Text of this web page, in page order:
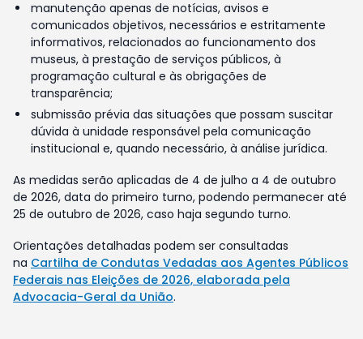
manutenção apenas de notícias, avisos e
comunicados objetivos, necessários e estritamente
informativos, relacionados ao funcionamento dos
museus, à prestação de serviços públicos, à
programação cultural e às obrigações de
transparência;
submissão prévia das situações que possam suscitar
dúvida à unidade responsável pela comunicação
institucional e, quando necessário, à análise jurídica.
As medidas serão aplicadas de 4 de julho a 4 de outubro
de 2026, data do primeiro turno, podendo permanecer até
25 de outubro de 2026, caso haja segundo turno.
Orientações detalhadas podem ser consultadas
na Cartilha de Condutas Vedadas aos Agentes Públicos
Federais nas Eleições de 2026, elaborada pela
Advocacia-Geral da União.